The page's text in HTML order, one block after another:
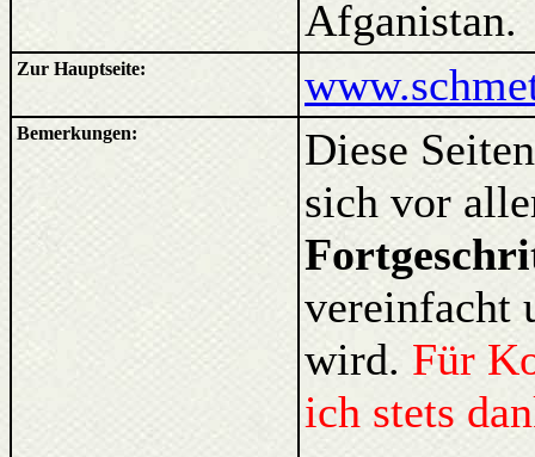
Afganistan.
Zur Hauptseite:
Bemerkungen:
Diese
sich vor
vereinfacht
wird. Für
ich stets